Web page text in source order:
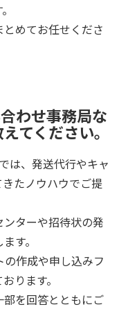
めてお任せくださ
わせ事務局な
てください。
は、発送代行やキャ
たノウハウでご提
ターや招待状の発
す。
作成や申し込みフ
ります。
を回答とともにご